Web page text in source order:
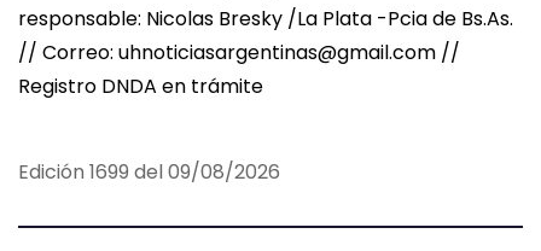
responsable: Nicolas Bresky /La Plata -Pcia de Bs.As.
// Correo: uhnoticiasargentinas@gmail.com //
Registro DNDA en trámite
Edición 1699 del 09/08/2026